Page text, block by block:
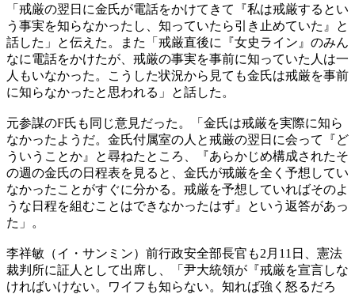
「戒厳の翌日に金氏が電話をかけてきて『私は戒厳するとい
う事実を知らなかったし、知っていたら引き止めていた』と
話した」と伝えた。また「戒厳直後に『女史ライン』のみん
なに電話をかけたが、戒厳の事実を事前に知っていた人は一
人もいなかった。こうした状況から見ても金氏は戒厳を事前
に知らなかったと思われる」と話した。
元参謀のF氏も同じ意見だった。「金氏は戒厳を実際に知ら
なかったようだ。金氏付属室の人と戒厳の翌日に会って『ど
ういうことか』と尋ねたところ、『あらかじめ構成されたそ
の週の金氏の日程表を見ると、金氏が戒厳を全く予想してい
なかったことがすぐに分かる。戒厳を予想していればそのよ
うな日程を組むことはできなかったはず』という返答があっ
た」。
李祥敏（イ・サンミン）前行政安全部長官も2月11日、憲法
裁判所に証人として出席し、「尹大統領が『戒厳を宣言しな
ければいけない。ワイフも知らない。知れば強く怒るだろ